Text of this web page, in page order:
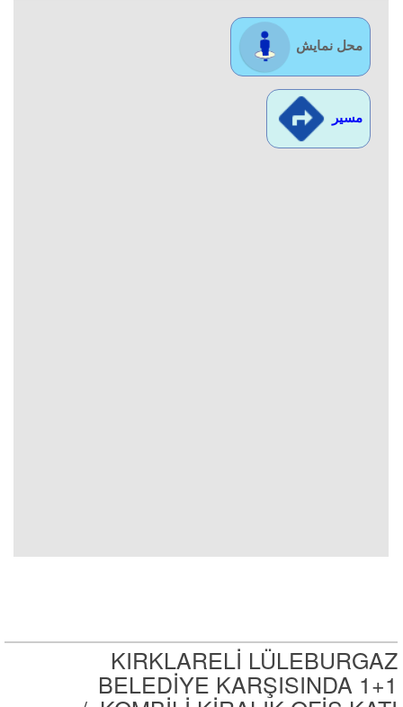
محل نمایش
مسیر
KIRKLARELİ LÜLEBURGAZ
BELEDİYE KARŞISINDA 1+1